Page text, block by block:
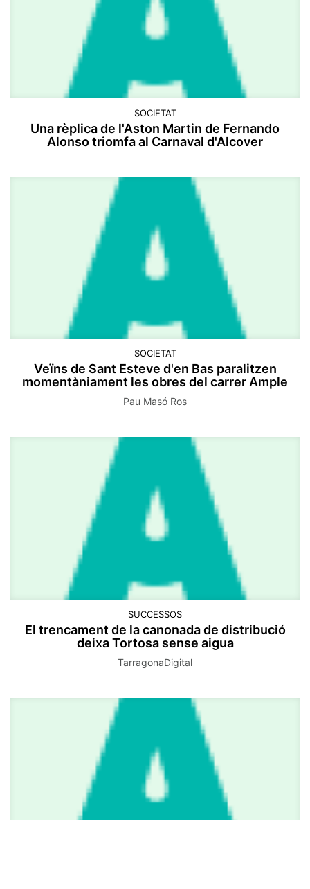
SOCIETAT
Una rèplica de l'Aston Martin de Fernando
Alonso triomfa al Carnaval d'Alcover
SOCIETAT
​Veïns de Sant Esteve d'en Bas paralitzen
momentàniament les obres del carrer Ample
Pau Masó Ros
SUCCESSOS
El trencament de la canonada de distribució
deixa Tortosa sense aigua
TarragonaDigital